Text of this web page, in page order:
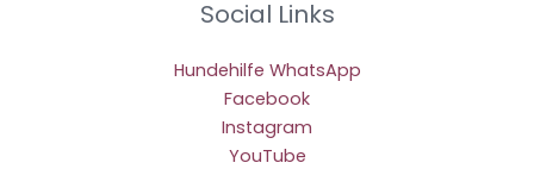
Social Links
Hundehilfe WhatsApp
Facebook
Instagram
YouTube